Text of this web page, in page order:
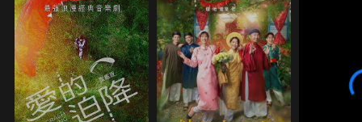
方向前進……